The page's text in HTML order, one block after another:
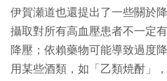
伊賀瀬道也還提出了一些關於
攝取對所有高血壓患者不一定
降壓；依賴藥物可能導致過度
用某些酒類，如「乙類焼酎」